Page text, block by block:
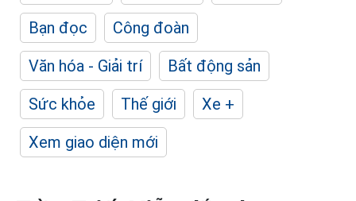
Bạn đọc
Công đoàn
Văn hóa - Giải trí
Bất động sản
Sức khỏe
Thế giới
Xe +
Xem giao diện mới